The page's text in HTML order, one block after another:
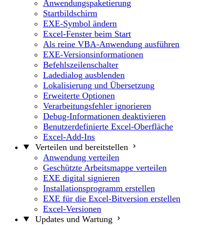
Anwendungspaketierung
Startbildschirm
EXE-Symbol ändern
Excel-Fenster beim Start
Als reine VBA-Anwendung ausführen
EXE-Versionsinformationen
Befehlszeilenschalter
Ladedialog ausblenden
Lokalisierung und Übersetzung
Erweiterte Optionen
Verarbeitungsfehler ignorieren
Debug-Informationen deaktivieren
Benutzerdefinierte Excel-Oberfläche
Excel-Add-Ins
Verteilen und bereitstellen
Anwendung verteilen
Geschützte Arbeitsmappe verteilen
EXE digital signieren
Installationsprogramm erstellen
EXE für die Excel-Bitversion erstellen
Excel-Versionen
Updates und Wartung